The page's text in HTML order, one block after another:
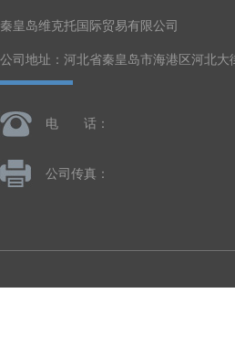
秦皇岛维克托国际贸易有限公司
公司地址：河北省秦皇岛市海港区河北
电 话：
公司传真：